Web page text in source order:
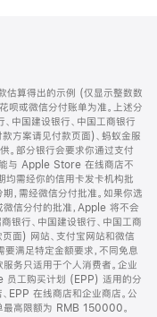
估算得出的示例 (仅显示整数数
呗或微信分付账单为准。上述分
中国建设银行、中国工商银行
方案请见付款页面)、蚂蚁金服
。部分银行会要求你通过支付
与 Apple Store 在线商店不
均需经你的信用卡发卡机构批
，需经微信分付批准。如果你选
信分付的批准，Apple 将不会
银行、中国建设银行、中国工商
面) 网站、支付宝网站和微信
要满足特定金额要求，不同免息
务只适用于个人消费者。企业
员工购买计划 (EPP) 适用的分
EPP 在线商店和企业商店。公
最高限额为 RMB 150000。